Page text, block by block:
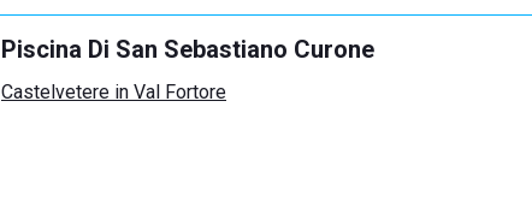
Piscina Di San Sebastiano Curone
Castelvetere in Val Fortore